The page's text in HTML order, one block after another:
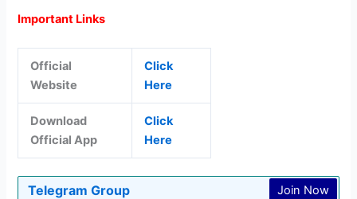
Important Links
Official
Website
Click
Here
Download
Official App
Click
Here
Telegram Group Join Now